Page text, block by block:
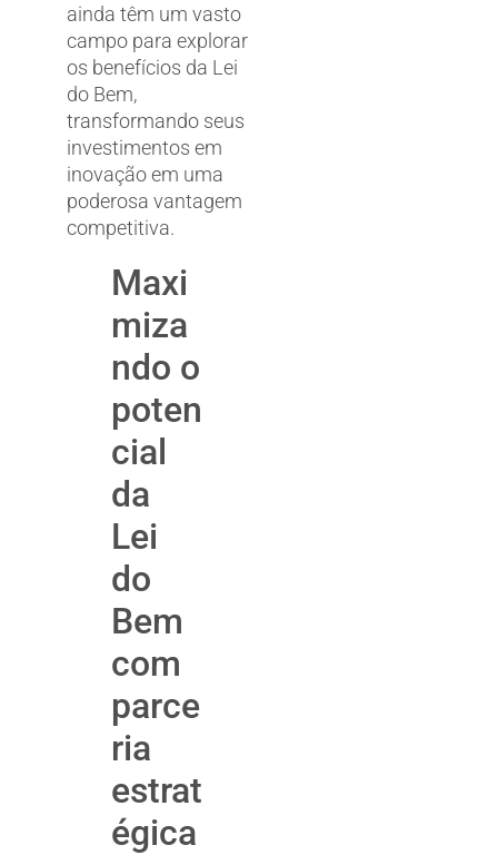
ainda têm um vasto
campo para explorar
os benefícios da Lei
do Bem,
transformando seus
investimentos em
inovação em uma
poderosa vantagem
competitiva.
Maxi
miza
ndo o
poten
cial
da
Lei
do
Bem
com
parce
ria
estrat
égica